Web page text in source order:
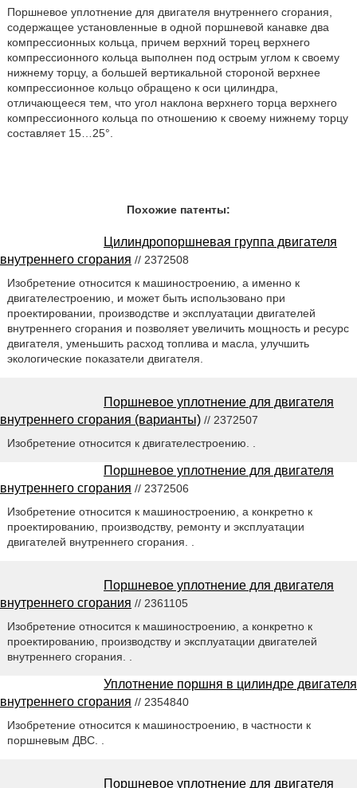
Поршневое уплотнение для двигателя внутреннего сгорания,
содержащее установленные в одной поршневой канавке два
компрессионных кольца, причем верхний торец верхнего
компрессионного кольца выполнен под острым углом к своему
нижнему торцу, а большей вертикальной стороной верхнее
компрессионное кольцо обращено к оси цилиндра,
отличающееся тем, что угол наклона верхнего торца верхнего
компрессионного кольца по отношению к своему нижнему торцу
составляет 15…25°.
Похожие патенты:
Цилиндропоршневая группа двигателя
внутреннего сгорания // 2372508
Изобретение относится к машиностроению, а именно к
двигателестроению, и может быть использовано при
проектировании, производстве и эксплуатации двигателей
внутреннего сгорания и позволяет увеличить мощность и ресурс
двигателя, уменьшить расход топлива и масла, улучшить
экологические показатели двигателя.
Поршневое уплотнение для двигателя
внутреннего сгорания (варианты) // 2372507
Изобретение относится к двигателестроению. .
Поршневое уплотнение для двигателя
внутреннего сгорания // 2372506
Изобретение относится к машиностроению, а конкретно к
проектированию, производству, ремонту и эксплуатации
двигателей внутреннего сгорания. .
Поршневое уплотнение для двигателя
внутреннего сгорания // 2361105
Изобретение относится к машиностроению, а конкретно к
проектированию, производству и эксплуатации двигателей
внутреннего сгорания. .
Уплотнение поршня в цилиндре двигателя
внутреннего сгорания // 2354840
Изобретение относится к машиностроению, в частности к
поршневым ДВС. .
Поршневое уплотнение для двигателя